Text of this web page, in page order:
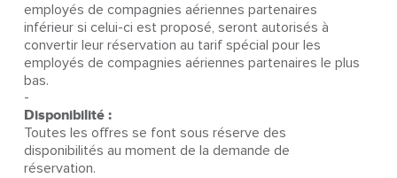
employés de compagnies aériennes partenaires
inférieur si celui-ci est proposé, seront autorisés à
convertir leur réservation au tarif spécial pour les
employés de compagnies aériennes partenaires le plus
bas.
-
Disponibilité :
Toutes les offres se font sous réserve des
disponibilités au moment de la demande de
réservation.